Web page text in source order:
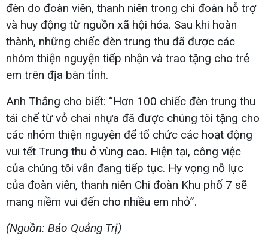
đèn do đoàn viên, thanh niên trong chi đoàn hỗ trợ
và huy động từ nguồn xã hội hóa. Sau khi hoàn
thành, những chiếc đèn trung thu đã được các
nhóm thiện nguyện tiếp nhận và trao tặng cho trẻ
em trên địa bàn tỉnh.
Anh Thắng cho biết: “Hơn 100 chiếc đèn trung thu
tái chế từ vỏ chai nhựa đã được chúng tôi tặng cho
các nhóm thiện nguyện để tổ chức các hoạt động
vui tết Trung thu ở vùng cao. Hiện tại, công việc
của chúng tôi vẫn đang tiếp tục. Hy vọng nỗ lực
của đoàn viên, thanh niên Chi đoàn Khu phố 7 sẽ
mang niềm vui đến cho nhiều em nhỏ”.
(Nguồn: Báo Quảng Trị)